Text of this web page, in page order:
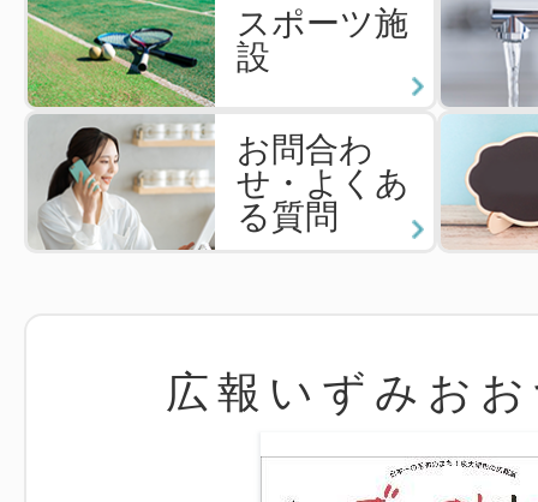
スポーツ施
設
お問合わ
せ・よくあ
る質問
広報いずみお